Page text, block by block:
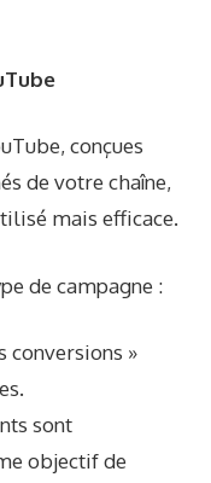
conçues
de votre chaîne,
mais efficace.
de campagne :
conversions »
sont
objectif de